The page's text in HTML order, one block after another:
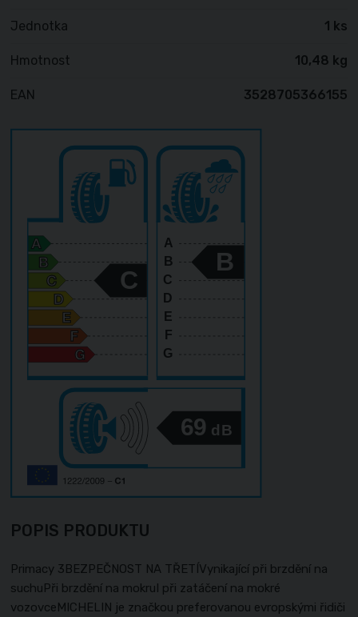
Jednotka 1 ks
Hmotnost 10,48 kg
EAN 3528705366155
A
B
C
D
E
F
G
69 dB
C
B
POPIS PRODUKTU
Primacy 3BEZPEČNOST NA TŘETÍVynikající při brzdění na
suchuPři brzdění na mokruI při zatáčení na mokré
vozovceMICHELIN je značkou preferovanou evropskými řidiči